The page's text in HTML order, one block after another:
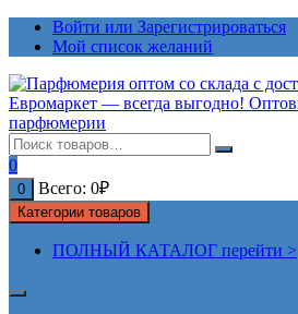
ПерейтиВойти или Зарегистрироваться
Мой список желаний
0
0 Всего: 0₽
Категории товаров
ПОЛНЫЙ КАТАЛОГ перейти >